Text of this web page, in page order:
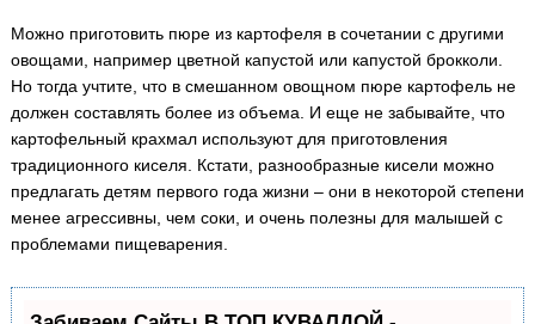
Можно приготовить пюре из картофеля в сочетании с другими
овощами, например цветной капустой или капустой брокколи.
Но тогда учтите, что в смешанном овощном пюре картофель не
должен составлять более из объема. И еще не забывайте, что
картофельный крахмал используют для приготовления
традиционного киселя. Кстати, разнообразные кисели можно
предлагать детям первого года жизни – они в некоторой степени
менее агрессивны, чем соки, и очень полезны для малышей с
проблемами пищеварения.